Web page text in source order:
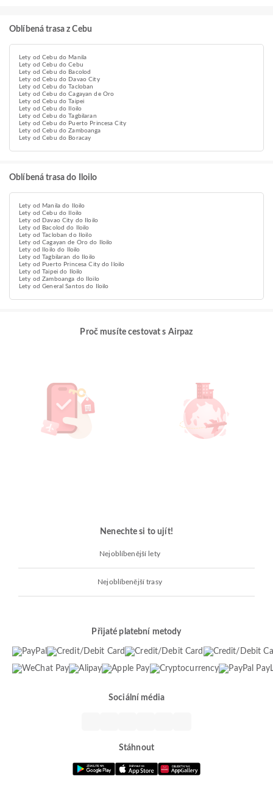
Oblíbená trasa z Cebu
Lety od Cebu do Manila
Lety od Cebu do Cebu
Lety od Cebu do Bacolod
Lety od Cebu do Davao City
Lety od Cebu do Tacloban
Lety od Cebu do Cagayan de Oro
Lety od Cebu do Taipei
Lety od Cebu do Iloilo
Lety od Cebu do Tagbilaran
Lety od Cebu do Puerto Princesa City
Lety od Cebu do Zamboanga
Lety od Cebu do Boracay
Oblíbená trasa do Iloilo
Lety od Manila do Iloilo
Lety od Cebu do Iloilo
Lety od Davao City do Iloilo
Lety od Bacolod do Iloilo
Lety od Tacloban do Iloilo
Lety od Cagayan de Oro do Iloilo
Lety od Iloilo do Iloilo
Lety od Tagbilaran do Iloilo
Lety od Puerto Princesa City do Iloilo
Lety od Taipei do Iloilo
Lety od Zamboanga do Iloilo
Lety od General Santos do Iloilo
Proč musíte cestovat s Airpaz
Nenechte si to ujít!
Nejoblíbenější lety
Nejoblíbenější trasy
Přijaté platební metody
Sociální média
Stáhnout